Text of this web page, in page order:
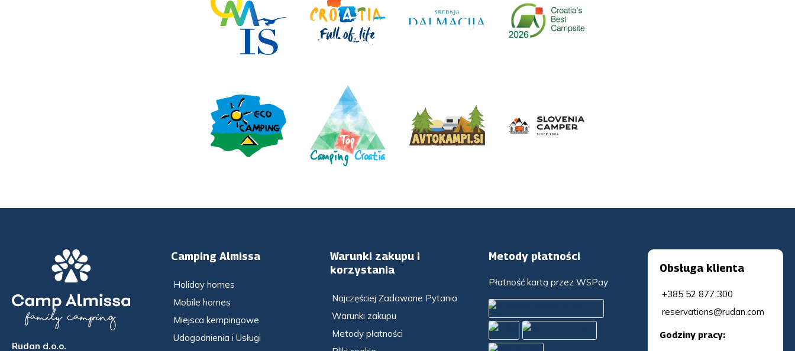
Rudan d.o.o.
Camping Almissa
Holiday homes
Mobile homes
Miejsca kempingowe
Udogodnienia i Usługi
Warunki zakupu i
korzystania
Najczęściej Zadawane Pytania
Warunki zakupu
Metody płatności
Metody płatności
Płatność kartą przez WSPay
Obsługa klienta
+385 52 877 300
reservations@rudan.com
Godziny pracy: